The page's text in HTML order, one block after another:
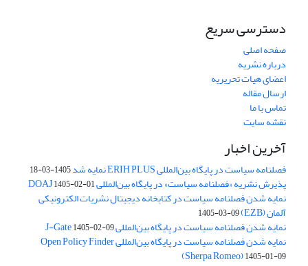
دسترسی سریع
صفحه اصلی
درباره نشریه
اعضای هیات تحریریه
ارسال مقاله
تماس با ما
نقشه سایت
آخرین اخبار
فصلنامه سیاست در پایگاه بین‌المللی ERIH PLUS نمایه شد 1405-03-18
پذیرش نشریه «فصلنامه سیاست» در پایگاه بین‌المللی DOAJ1405-02-01
نمایه شدن فصلنامه سیاست در کتابخانه دیجیتال نشریات الکترونیکی
آلمان (EZB) 1405-03-09
نمایه شدن فصلنامه سیاست در پایگاه بین‌المللی J-Gate1405-02-09
نمایه شدن فصلنامه سیاست در پایگاه بین‌المللی Open Policy Finder
(Sherpa Romeo)1405-01-09